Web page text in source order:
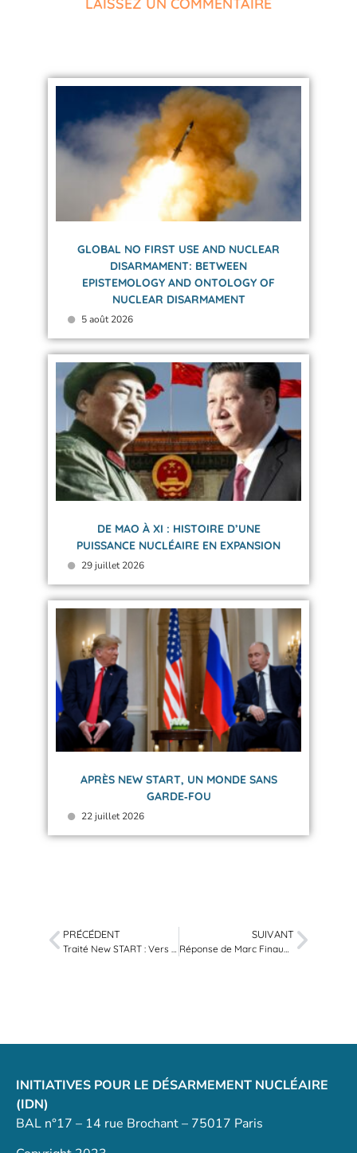
LAISSEZ UN COMMENTAIRE
GLOBAL NO FIRST USE AND NUCLEAR
DISARMAMENT: BETWEEN
EPISTEMOLOGY AND ONTOLOGY OF
NUCLEAR DISARMAMENT
5 août 2026
DE MAO À XI : HISTOIRE D’UNE
PUISSANCE NUCLÉAIRE EN EXPANSION
29 juillet 2026
APRÈS NEW START, UN MONDE SANS
GARDE‑FOU
22 juillet 2026
PRÉCÉDENT SUIVANT
INITIATIVES POUR LE DÉSARMEMENT NUCLÉAIRE
(IDN)
BAL n°17 – 14 rue Brochant – 75017 Paris